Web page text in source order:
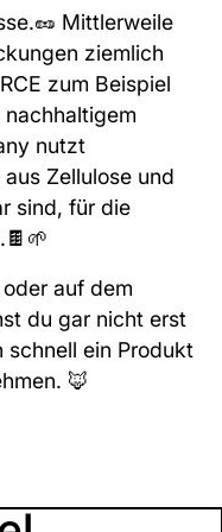
Mittlerweile
ziemlich
zum Beispiel
nutzt
Zellulose und
sind, für die
auf dem
du gar nicht erst
schnell ein Produkt
🦊